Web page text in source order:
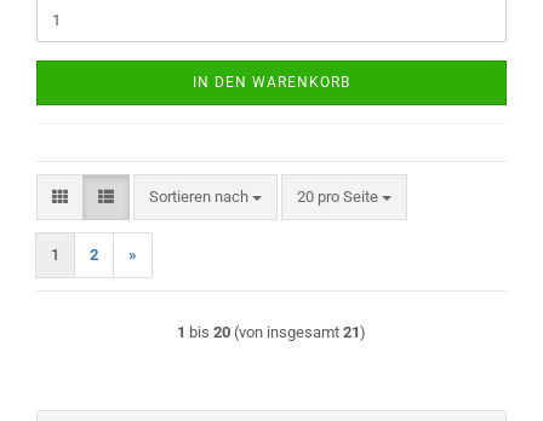
IN DEN WARENKORB
Sortieren nach
Sortieren nach 20 pro Seite
pro Seite
1 2 »
1 bis 20 (von insgesamt 21)